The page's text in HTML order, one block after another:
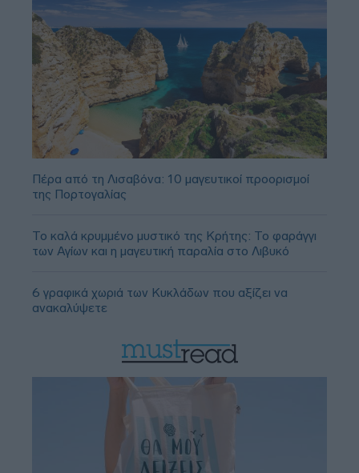
Πέρα από τη Λισαβόνα: 10 μαγευτικοί προορισμοί
της Πορτογαλίας
Το καλά κρυμμένο μυστικό της Κρήτης: Το φαράγγι
των Αγίων και η μαγευτική παραλία στο Λιβυκό
6 γραφικά χωριά των Κυκλάδων που αξίζει να
ανακαλύψετε